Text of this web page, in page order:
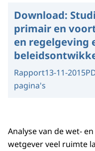
Download:
primair en
en regelgeving
Rapport13-11-2015
pagina's
Analyse van de wet-
wetgever veel ruimte